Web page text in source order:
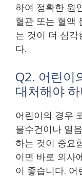
하여 정확한 원
혈관 또는 혈액
는 것이 더 심각
다.
Q2. 어린이
대처해야
어린이의 경우
물수건이나 얼
하는 것이 중요
이면 바로 의사
이 좋습니다. 어